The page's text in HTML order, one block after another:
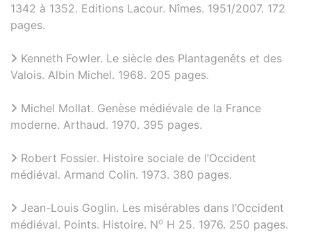
1342 à 1352. Editions Lacour. Nîmes. 1951/2007. 172
pages.
Kenneth Fowler. Le siècle des Plantagenêts et des
Valois. Albin Michel. 1968. 205 pages.
Michel Mollat. Genèse médiévale de la France
moderne. Arthaud. 1970. 395 pages.
Robert Fossier. Histoire sociale de l’Occident
médiéval. Armand Colin. 1973. 380 pages.
Jean-Louis Goglin. Les misérables dans l’Occident
médiéval. Points. Histoire. No H 25. 1976. 250 pages.